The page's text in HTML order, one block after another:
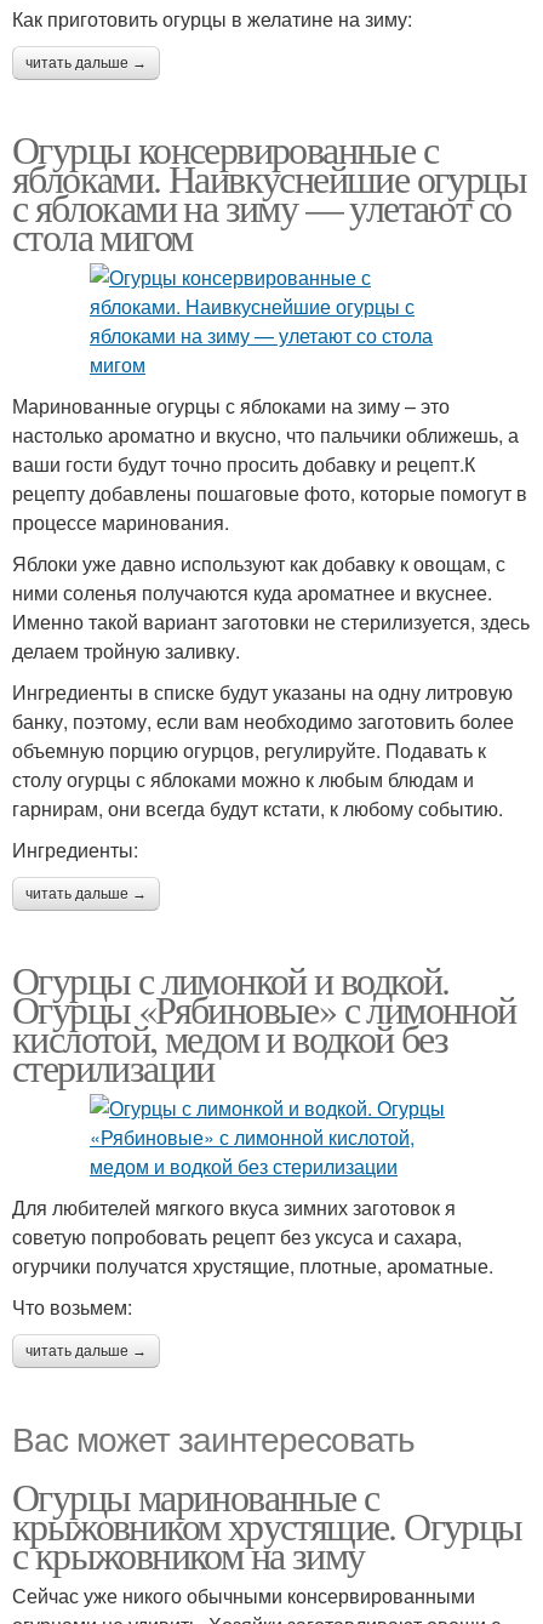
Как приготовить огурцы в желатине на зиму:
читать дальше →
Огурцы консервированные с
яблоками. Наивкуснейшие огурцы
с яблоками на зиму — улетают со
стола мигом
Маринованные огурцы с яблоками на зиму – это
настолько ароматно и вкусно, что пальчики оближешь, а
ваши гости будут точно просить добавку и рецепт.К
рецепту добавлены пошаговые фото, которые помогут в
процессе маринования.
Яблоки уже давно используют как добавку к овощам, с
ними соленья получаются куда ароматнее и вкуснее.
Именно такой вариант заготовки не стерилизуется, здесь
делаем тройную заливку.
Ингредиенты в списке будут указаны на одну литровую
банку, поэтому, если вам необходимо заготовить более
объемную порцию огурцов, регулируйте. Подавать к
столу огурцы с яблоками можно к любым блюдам и
гарнирам, они всегда будут кстати, к любому событию.
Ингредиенты:
читать дальше →
Огурцы с лимонкой и водкой.
Огурцы «Рябиновые» с лимонной
кислотой, медом и водкой без
стерилизации
Для любителей мягкого вкуса зимних заготовок я
советую попробовать рецепт без уксуса и сахара,
огурчики получатся хрустящие, плотные, ароматные.
Что возьмем:
читать дальше →
Вас может заинтересовать
Огурцы маринованные с
крыжовником хрустящие. Огурцы
с крыжовником на зиму
Сейчас уже никого обычными консервированными